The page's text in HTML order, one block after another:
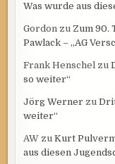
Was wurde aus
Gordon zu Zum 90.
Pawlack – „AG
Frank Henschel zu
so weiter“
Jörg Werner zu
weiter“
AW zuKurt
aus diesen